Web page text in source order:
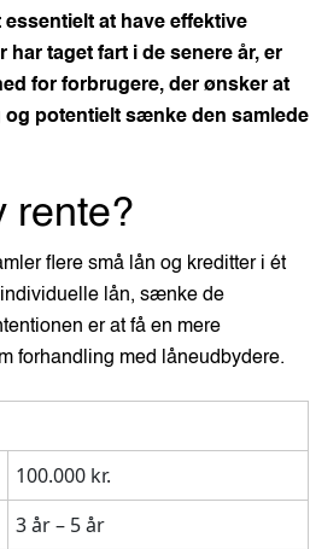
essentielt at have effektive
taget fart i de senere år, er
for forbrugere, der ønsker at
potentielt sænke den samlede
rente?
flere små lån og kreditter i ét
individuelle lån, sænke de
er at få en mere
forhandling med låneudbydere.
100.000 kr.
3 år – 5 år